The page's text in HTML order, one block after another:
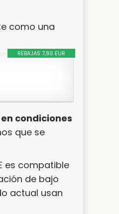
como una
REBAJAS 7,86 EUR
condiciones
que se
es compatible
de bajo
actual usan